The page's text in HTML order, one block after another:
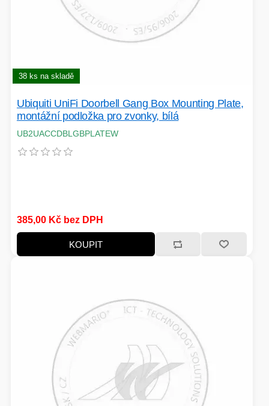
PŘÍSLUŠENSTVÍ
38 ks na skladě
Ubiquiti UniFi Doorbell Gang Box Mounting Plate,
montážní podložka pro zvonky, bílá
UB2UACCDBLGBPLATEW
385,00 Kč bez DPH
KOUPIT